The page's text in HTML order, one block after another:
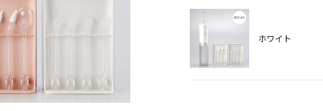
ホワイト